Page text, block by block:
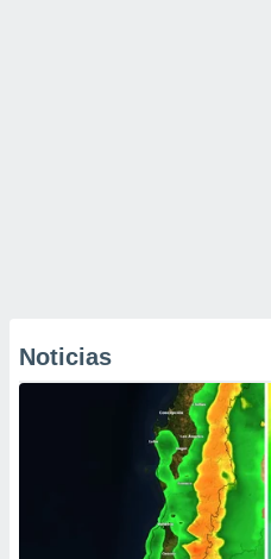
Noticias